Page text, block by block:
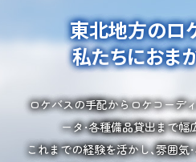
東北地方のロ
私たちにおま
ロケバスの手配からロケコーデ
ータ・各種備品貸出まで幅
これまでの経験を活かし、雰囲気